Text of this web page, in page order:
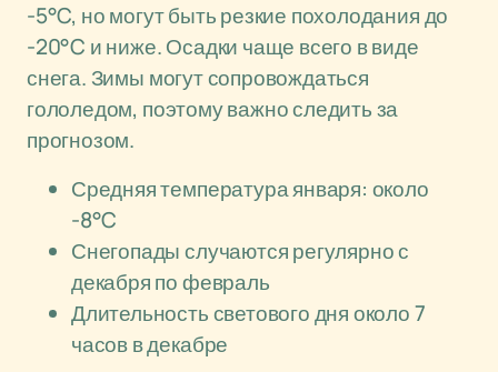
-5°C, но могут быть резкие похолодания до
-20°C и ниже. Осадки чаще всего в виде
снега. Зимы могут сопровождаться
гололедом, поэтому важно следить за
прогнозом.
Средняя температура января: около
-8°C
Снегопады случаются регулярно с
декабря по февраль
Длительность светового дня около 7
часов в декабре